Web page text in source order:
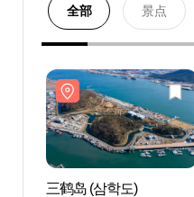
全部 景点
三鹤岛 (삼학도)